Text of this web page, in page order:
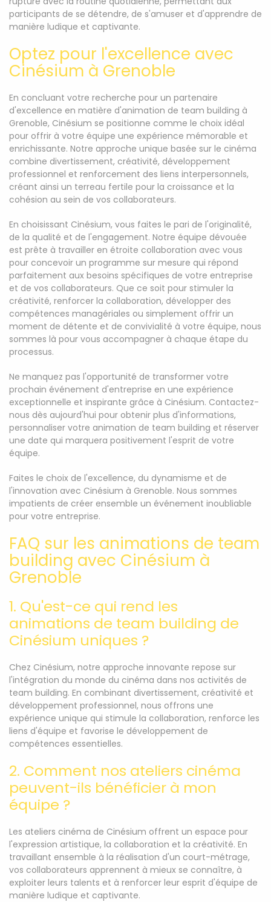
participants de se détendre, de s'amuser et d'apprendre de
manière ludique et captivante.
Optez pour l'excellence avec
Cinésium à Grenoble
En concluant votre recherche pour un partenaire
d'excellence en matière d'animation de team building à
Grenoble, Cinésium se positionne comme le choix idéal
pour offrir à votre équipe une expérience mémorable et
enrichissante. Notre approche unique basée sur le cinéma
combine divertissement, créativité, développement
professionnel et renforcement des liens interpersonnels,
créant ainsi un terreau fertile pour la croissance et la
cohésion au sein de vos collaborateurs.
En choisissant Cinésium, vous faites le pari de l'originalité,
de la qualité et de l'engagement. Notre équipe dévouée
est prête à travailler en étroite collaboration avec vous
pour concevoir un programme sur mesure qui répond
parfaitement aux besoins spécifiques de votre entreprise
et de vos collaborateurs. Que ce soit pour stimuler la
créativité, renforcer la collaboration, développer des
compétences managériales ou simplement offrir un
moment de détente et de convivialité à votre équipe, nous
sommes là pour vous accompagner à chaque étape du
processus.
Ne manquez pas l'opportunité de transformer votre
prochain événement d'entreprise en une expérience
exceptionnelle et inspirante grâce à Cinésium. Contactez-
nous dès aujourd'hui pour obtenir plus d'informations,
personnaliser votre animation de team building et réserver
une date qui marquera positivement l'esprit de votre
équipe.
Faites le choix de l'excellence, du dynamisme et de
l'innovation avec Cinésium à Grenoble. Nous sommes
impatients de créer ensemble un événement inoubliable
pour votre entreprise.
FAQ sur les animations de team
building avec Cinésium à
Grenoble
1. Qu'est-ce qui rend les
animations de team building de
Cinésium uniques ?
Chez Cinésium, notre approche innovante repose sur
l'intégration du monde du cinéma dans nos activités de
team building. En combinant divertissement, créativité et
développement professionnel, nous offrons une
expérience unique qui stimule la collaboration, renforce les
liens d'équipe et favorise le développement de
compétences essentielles.
2. Comment nos ateliers cinéma
peuvent-ils bénéficier à mon
équipe ?
Les ateliers cinéma de Cinésium offrent un espace pour
l'expression artistique, la collaboration et la créativité. En
travaillant ensemble à la réalisation d'un court-métrage,
vos collaborateurs apprennent à mieux se connaître, à
exploiter leurs talents et à renforcer leur esprit d'équipe de
manière ludique et captivante.